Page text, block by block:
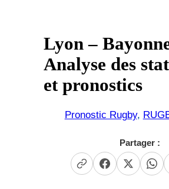
Lyon –
Analyse des
et pronostics
Pronostic Rugby,
Partager :